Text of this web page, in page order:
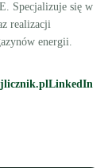
Specjalizuje się w
realizacji
energii.
LinkedIn